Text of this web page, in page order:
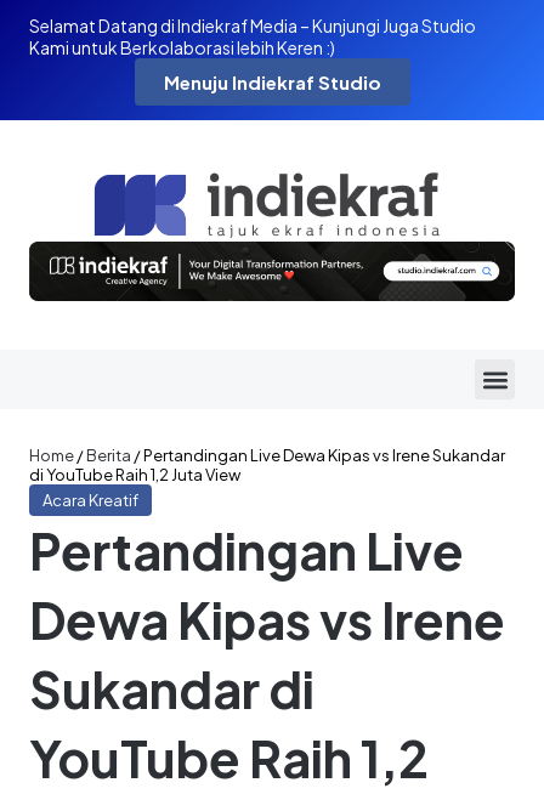
Selamat Datang di Indiekraf Media – Kunjungi Juga Studio
Kami untuk Berkolaborasi lebih Keren :)
Menuju Indiekraf Studio
Home/Berita /Pertandingan Live Dewa Kipas vs Irene Sukandar
di YouTube Raih 1,2 Juta View
Acara Kreatif
Pertandingan Live
Dewa Kipas vs Irene
Sukandar di
YouTube Raih 1,2